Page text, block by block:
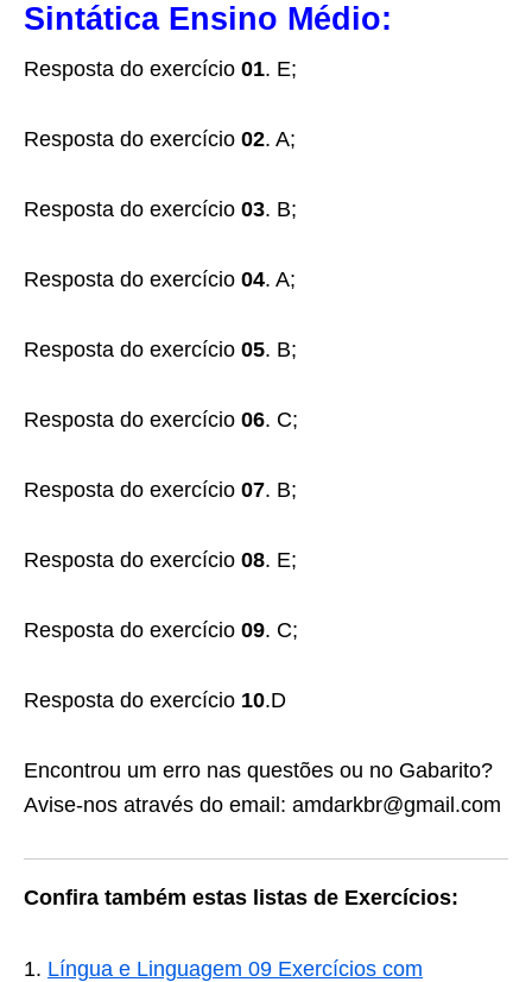
Sintática Ensino Médio:
Resposta do exercício 01. E;
Resposta do exercício 02. A;
Resposta do exercício 03. B;
Resposta do exercício 04. A;
Resposta do exercício 05. B;
Resposta do exercício 06. C;
Resposta do exercício 07. B;
Resposta do exercício 08. E;
Resposta do exercício 09. C;
Resposta do exercício 10.D
Encontrou um erro nas questões ou no Gabarito?
Avise-nos através do email: amdarkbr@gmail.com
Confira também estas listas de Exercícios:
Língua e Linguagem 09 Exercícios com